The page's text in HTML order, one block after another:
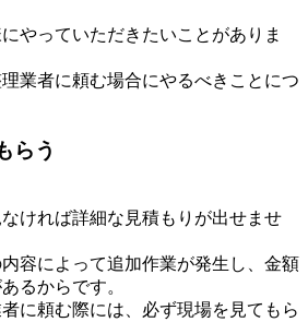
やっていただきたいことがありま
業者に頼む場合にやるべきことにつ
らう
ければ詳細な見積もりが出せませ
容によって追加作業が発生し、金額
るからです。
に頼む際には、必ず現場を見てもら